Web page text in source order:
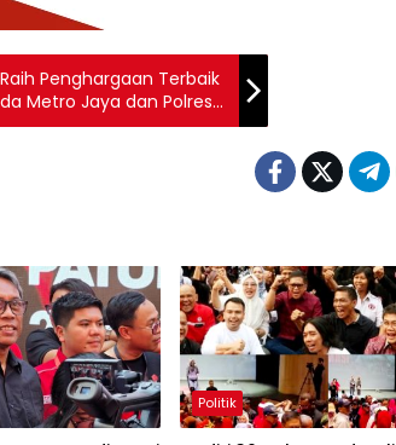
Penghargaan Terbaik
Metro Jaya dan Polres
Politik